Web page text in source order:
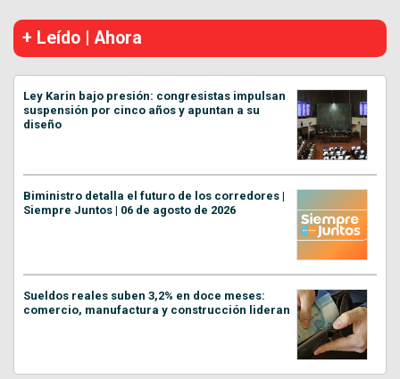
+ Leído | Ahora
Ley Karin bajo presión: congresistas impulsan
suspensión por cinco años y apuntan a su
diseño
Biministro detalla el futuro de los corredores |
Siempre Juntos | 06 de agosto de 2026
Sueldos reales suben 3,2% en doce meses:
comercio, manufactura y construcción lideran